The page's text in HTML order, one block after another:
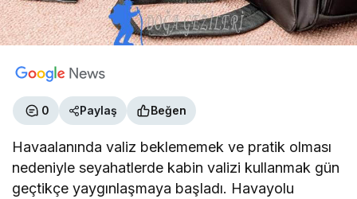
0 Paylaş Beğen
Havaalanında valiz beklememek ve pratik olması
nedeniyle seyahatlerde kabin valizi kullanmak gün
geçtikçe yaygınlaşmaya başladı. Havayolu